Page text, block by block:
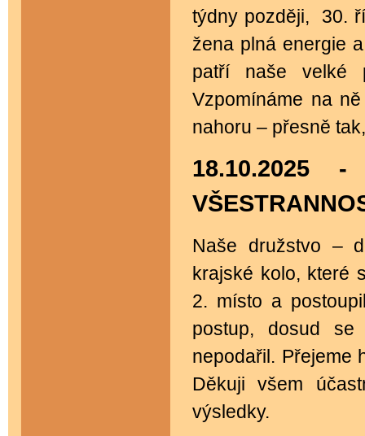
týdny později, 30.
žena plná energie
patří naše velké
Vzpomínáme na
nahoru – přesně
18.10.2025
Naše družstvo –
krajské kolo, které
2. místo a
postup, dosud
nepodařil. Přejeme
Děkuji všem
výsledky.